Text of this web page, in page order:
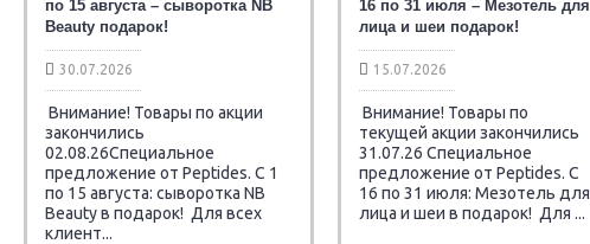
по 15 августа – сыворотка NB
Beauty подарок!
30.07.2026
Внимание! Товары по акции
закончились
02.08.26Специальное
предложение от Peptides. C 1
по 15 августа: сыворотка NB
Beauty в подарок! Для всех
клиент...
16 по 31 июля – Мезотель для
лица и шеи подарок!
15.07.2026
Внимание! Товары по
текущей акции закончились
31.07.26 Специальное
предложение от Peptides. C
16 по 31 июля: Мезотель для
лица и шеи в подарок! Для ...